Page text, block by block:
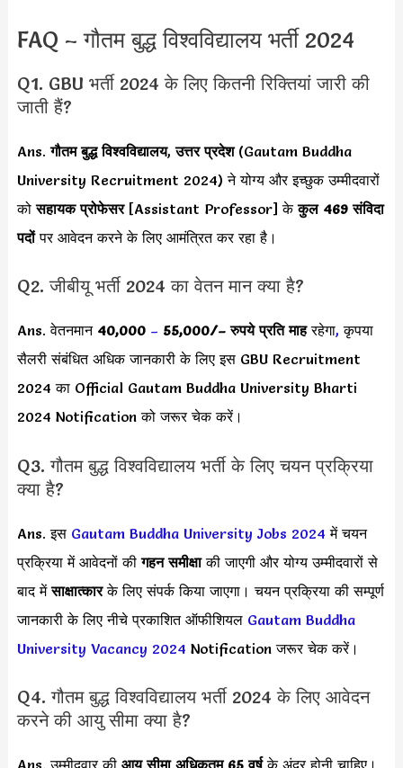
FAQ – गौतम बुद्ध विश्वविद्यालय भर्ती 2024
Q1. GBU भर्ती 2024 के लिए कितनी रिक्तियां जारी की
जाती हैं?
Ans.गौतम बुद्ध विश्वविद्यालय,उत्तर प्रदेश(Gautam Buddha
University Recruitment 2024) ने योग्य और इच्छुक उम्मीदवारों
कोसहायक प्रोफेसर[Assistant Professor] केकुल 469 संविदा
पदोंपर आवेदन करने के लिए आमंत्रित कर रहा है।
Q2. जीबीयू भर्ती 2024 का वेतन मान क्या है?
Ans. वेतनमान 40,000 – 55,000/– रुपये प्रति माहरहेगा, कृपया
सैलरी संबंधित अधिक जानकारी के लिए इस GBU Recruitment
2024 का Official Gautam Buddha University Bharti
2024 Notification को जरूर चेक करें।
Q3. गौतम बुद्ध विश्वविद्यालय भर्ती के लिए चयन प्रक्रिया
क्या है?
Ans. इस Gautam Buddha University Jobs 2024 में चयन
प्रक्रिया में आवेदनों कीगहन समीक्षाकी जाएगी और योग्य उम्मीदवारों से
बाद मेंसाक्षात्कारके लिए संपर्क किया जाएगा। चयन प्रक्रिया की सम्पूर्ण
जानकारी के लिए नीचे प्रकाशित ऑफीशियल Gautam Buddha
University Vacancy 2024 Notification जरूर चेक करें।
Q4. गौतम बुद्ध विश्वविद्यालय भर्ती 2024 के लिए आवेदन
करने की आयु सीमा क्या है?